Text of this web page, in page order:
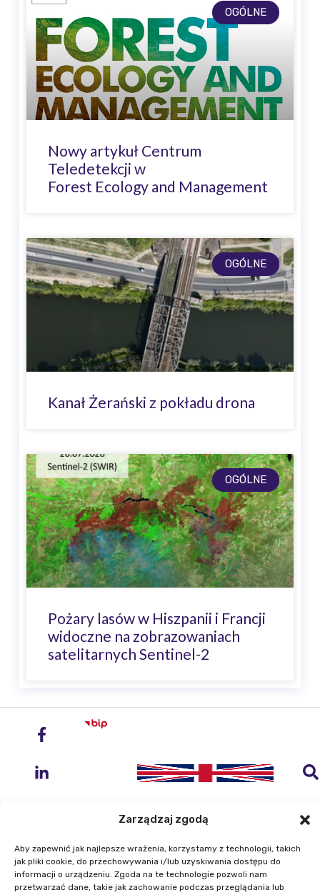
Zarządzaj zgodą
Aby zapewnić jak najlepsze wrażenia, korzystamy z technologii, takich
jak pliki cookie, do przechowywania i/lub uzyskiwania dostępu do
informacji o urządzeniu. Zgoda na te technologie pozwoli nam
przetwarzać dane, takie jak zachowanie podczas przeglądania lub
OGÓLNE
Nowy artykuł Centrum
Teledetekcji w
Forest Ecology and Management
OGÓLNE
Kanał Żerański z pokładu drona
OGÓLNE
Pożary lasów w Hiszpanii i Francji
widoczne na zobrazowaniach
satelitarnych Sentinel-2
Instytut Geodezji i Kartografii
ul. Zygmunta Modzelewskiego 27